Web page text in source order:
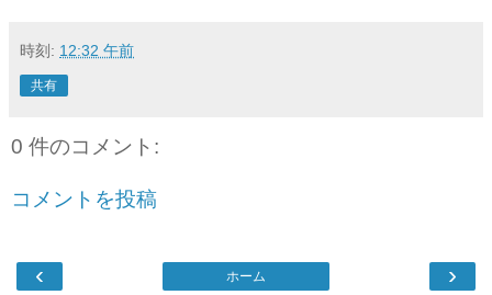
時刻: 12:32 午前
共有
0 件のコメント:
コメントを投稿
‹ ›
ホーム